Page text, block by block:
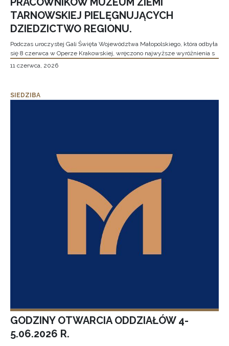
TARNOWSKIEJ PIELĘGNUJĄCYCH
DZIEDZICTWO REGIONU.
Podczas uroczystej Gali Święta Województwa Małopolskiego, która odbyła
się 8 czerwca w Operze Krakowskiej, wręczono najwyższe wyróżnienia s
11 czerwca, 2026
SIEDZIBA
GODZINY OTWARCIA ODDZIAŁÓW 4-
5.06.2026 R.